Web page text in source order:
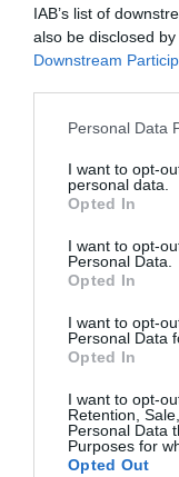
IAB’s list of
also be disclosed
Downstream
Personal Data
I want to opt-
personal data.
Opted In
I want to opt-
Personal Data.
Opted In
I want to opt-
Personal Data
Opted In
I want to opt-
Retention,
Personal Data
Purposes for
Opted Out